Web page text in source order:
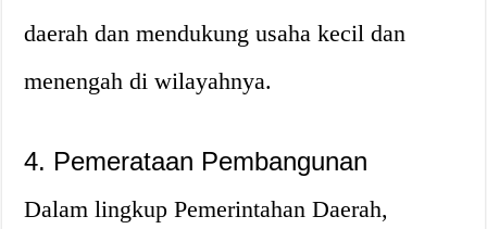
daerah dan mendukung usaha kecil dan
menengah di wilayahnya.
4. Pemerataan Pembangunan
Dalam lingkup Pemerintahan Daerah,